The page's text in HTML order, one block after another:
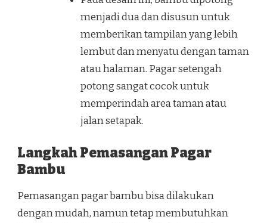
menjadi dua dan disusun untuk
memberikan tampilan yang lebih
lembut dan menyatu dengan taman
atau halaman. Pagar setengah
potong sangat cocok untuk
memperindah area taman atau
jalan setapak.
Langkah Pemasangan Pagar
Bambu
Pemasangan pagar bambu bisa dilakukan
dengan mudah, namun tetap membutuhkan